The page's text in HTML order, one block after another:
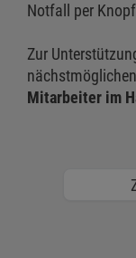
Notfall per
Zur
Mitarbeiter im